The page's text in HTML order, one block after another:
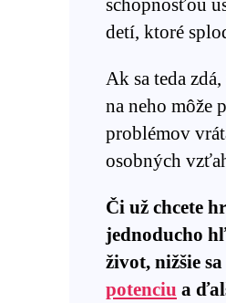
detí, ktoré
Ak sa teda
na neho môže
problémov
osobných
Či už chcete
jednoducho
život, nižšie
potenciu a